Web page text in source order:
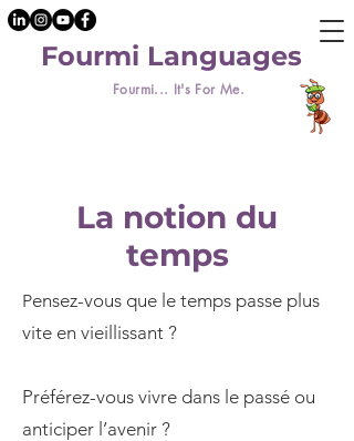
Fourmi... It's For Me.
Fourmi Languages
La notion du
temps
Pensez-vous que le temps passe plus
vite en vieillissant ?
Préférez-vous vivre dans le passé ou
anticiper l’avenir ?